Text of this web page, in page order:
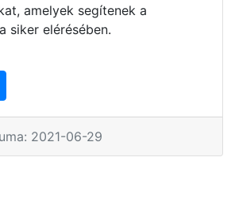
amelyek segítenek a
siker elérésében.
2021-06-29